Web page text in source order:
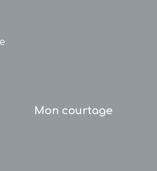
Mon courtage